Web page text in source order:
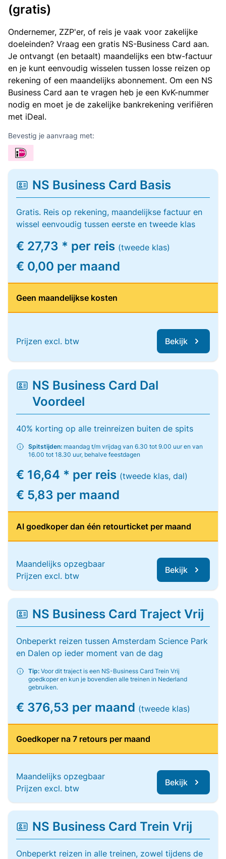
(gratis)
Ondernemer, ZZP'er, of reis je vaak voor zakelijke
doeleinden? Vraag een gratis NS-Business Card aan.
Je ontvangt (en betaalt) maandelijks een btw-factuur
en je kunt eenvoudig wisselen tussen losse reizen op
rekening of een maandelijks abonnement. Om een NS
Business Card aan te vragen heb je een KvK-nummer
nodig en moet je de zakelijke bankrekening verifiëren
met iDeal.
Bevestig je aanvraag met:
NS Business Card Basis
Gratis. Reis op rekening, maandelijkse factuur en
wissel eenvoudig tussen eerste en tweede klas
€ 27,73 * per reis (tweede klas)
€ 0,00 per maand
Geen maandelijkse kosten
Prijzen excl. btw Bekijk
NS Business Card Dal
Voordeel
40% korting op alle treinreizen buiten de spits
Spitstijden: maandag t/m vrijdag van 6.30 tot 9.00 uur en van
16.00 tot 18.30 uur, behalve feestdagen
€ 16,64 * per reis (tweede klas, dal)
€ 5,83 per maand
Al goedkoper dan één retourticket per maand
Maandelijks opzegbaar
Prijzen excl. btw
Bekijk
NS Business Card Traject Vrij
Onbeperkt reizen tussen Amsterdam Science Park
en Dalen op ieder moment van de dag
Tip: Voor dit traject is een NS-Business Card Trein Vrij
goedkoper en kun je bovendien alle treinen in Nederland
gebruiken.
€ 376,53 per maand (tweede klas)
Goedkoper na 7 retours per maand
Maandelijks opzegbaar
Prijzen excl. btw
Bekijk
NS Business Card Trein Vrij
Onbeperkt reizen in alle treinen, zowel tijdens de